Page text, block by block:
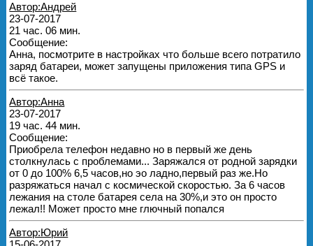
Автор:Андрей
23-07-2017
21 час. 06 мин.
Сообщение:
Анна, посмотрите в настройках что больше всего потратило
заряд батареи, может запущены приложения типа GPS и
всё такое.
Автор:Анна
23-07-2017
19 час. 44 мин.
Сообщение:
Приобрела телефон недавно но в первый же день
столкнулась с проблемами... Заряжался от родной зарядки
от 0 до 100% 6,5 часов,но эо ладно,первый раз же.Но
разряжаться начал с космической скоростью. За 6 часов
лежания на столе батарея села на 30%,и это он просто
лежал!! Может просто мне глючный попался
Автор:Юрий